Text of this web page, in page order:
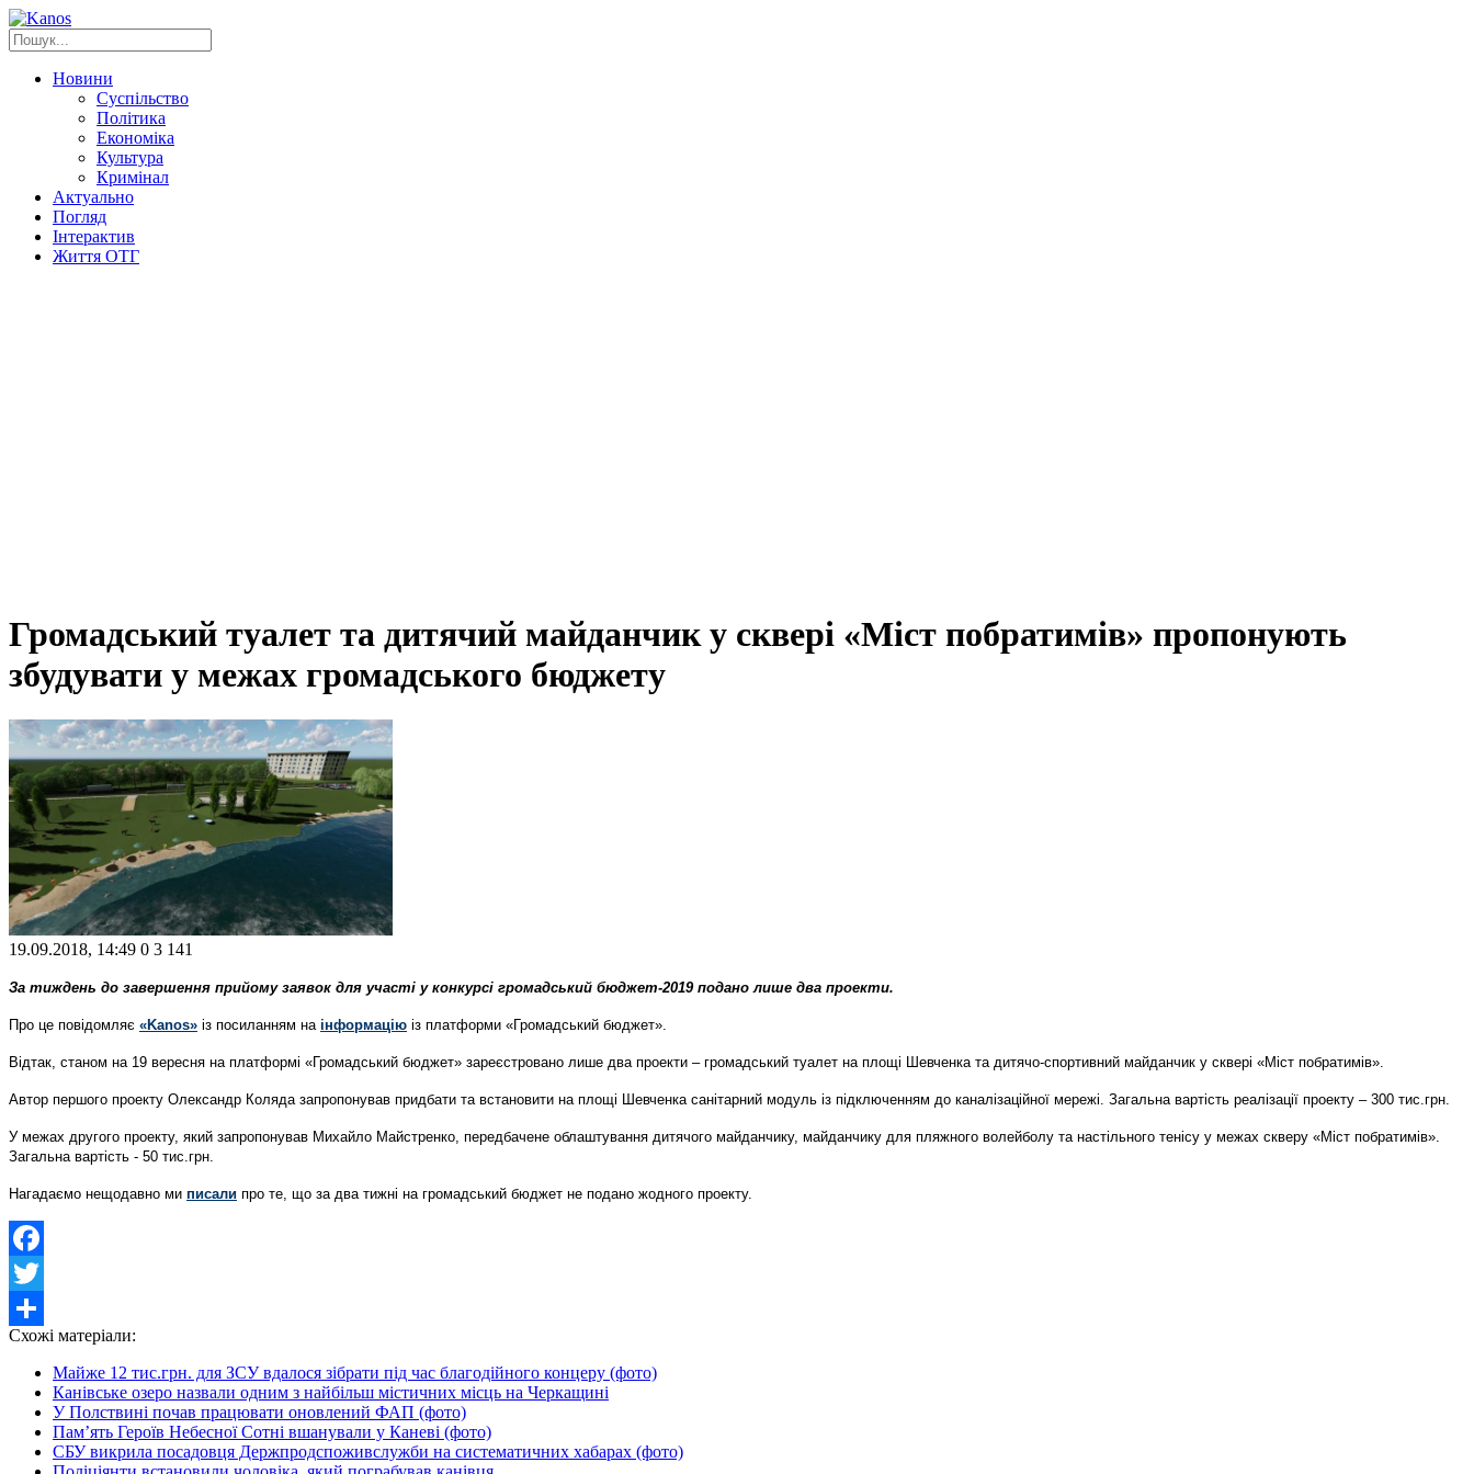
Новини
Суспільство
Політика
Економіка
Культура
Кримінал
Актуально
Погляд
Інтерактив
Життя ОТГ
Громадський туалет та дитячий майданчик у сквері «Міст побратимів» пропонують
збудувати у межах громадського бюджету
19.09.2018, 14:49 0 3 141
За тиждень до завершення прийому заявок для участі у конкурсі громадський бюджет-2019 подано лише два проекти.
Про це повідомляє «Kanos» із посиланням на інформацію із платформи «Громадський бюджет».
Відтак, станом на 19 вересня на платформі «Громадський бюджет» зареєстровано лише два проекти – громадський туалет на площі Шевченка та дитячо-спортивний майданчик у сквері «Міст побратимів».
Автор першого проекту Олександр Коляда запропонував придбати та встановити на площі Шевченка санітарний модуль із підключенням до каналізаційної мережі. Загальна вартість реалізації проекту – 300 тис.грн.
У межах другого проекту, який запропонував Михайло Майстренко, передбачене облаштування дитячого майданчику, майданчику для пляжного волейболу та настільного тенісу у межах скверу «Міст побратимів».
Загальна вартість - 50 тис.грн.
Нагадаємо нещодавно ми писали про те, що за два тижні на громадський бюджет не подано жодного проекту.
Facebook
Twitter
Share
Схожі матеріали:
Майже 12 тис.грн. для ЗСУ вдалося зібрати під час благодійного концеру (фото)
Канівське озеро назвали одним з найбільш містичних місць на Черкащині
У Полствині почав працювати оновлений ФАП (фото)
Пам’ять Героїв Небесної Сотні вшанували у Каневі (фото)
СБУ викрила посадовця Держпродспоживслужби на систематичних хабарах (фото)